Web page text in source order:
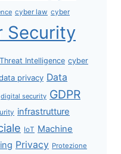
cyber law cyber
Security
Intelligence cyber
privacy Data
digital security GDPR
infrastrutture
IoT Machine
Privacy Protezione